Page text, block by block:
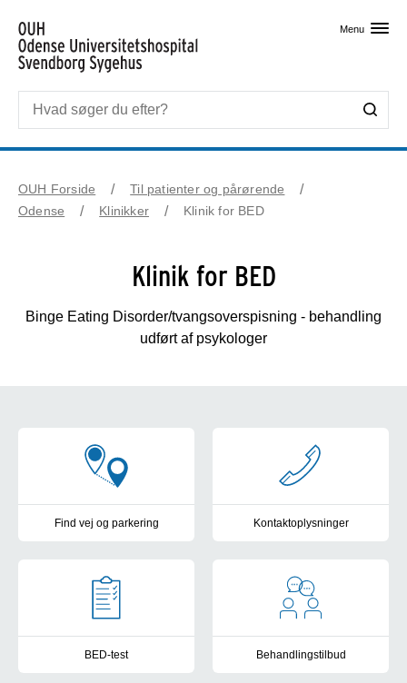
Menu
OUH Forside
Til patienter og pårørende
Odense
Klinikker Klinik for BED
Klinik for BED
Binge Eating Disorder/tvangsoverspisning - behandling
udført af psykologer
Find vej og parkering Kontaktoplysninger
BED-test Behandlingstilbud